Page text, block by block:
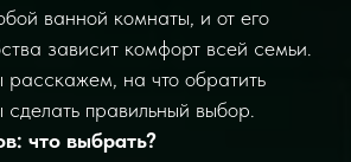
ванной комнаты, и от его
зависит комфорт всей семьи.
расскажем, на что обратить
правильный выбор.
что выбрать?